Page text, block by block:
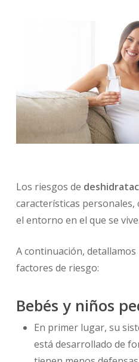
Los riesgos de
características personales,
el entorno en el que se vive.
A continuación,
factores de riesgo:
Bebés y niños
En primer lugar, su
está desarrollado de